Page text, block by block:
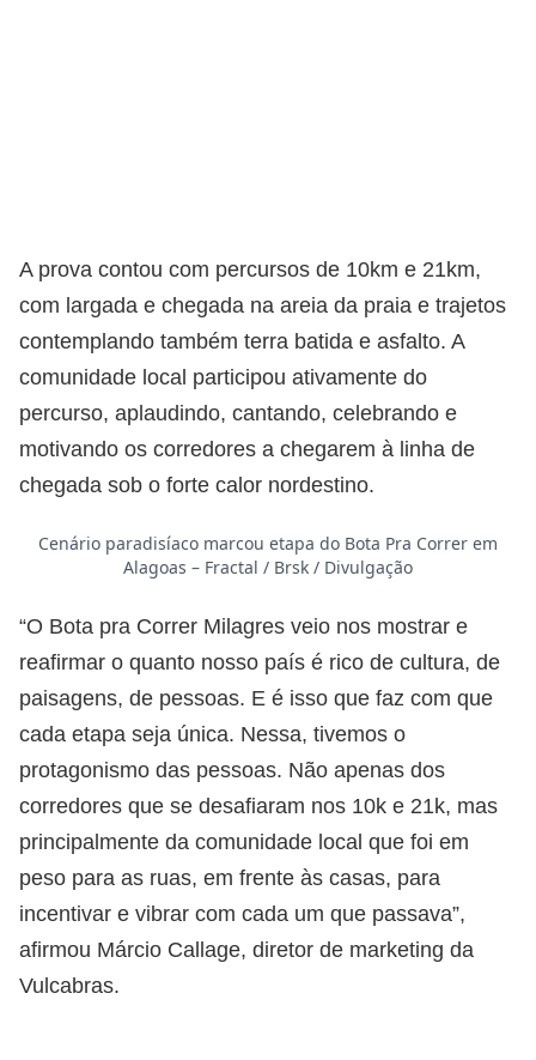
A prova contou com percursos de 10km e 21km,
com largada e chegada na areia da praia e trajetos
contemplando também terra batida e asfalto. A
comunidade local participou ativamente do
percurso, aplaudindo, cantando, celebrando e
motivando os corredores a chegarem à linha de
chegada sob o forte calor nordestino.
Cenário paradisíaco marcou etapa do Bota Pra Correr em
Alagoas – Fractal / Brsk / Divulgação
“O Bota pra Correr Milagres veio nos mostrar e
reafirmar o quanto nosso país é rico de cultura, de
paisagens, de pessoas. E é isso que faz com que
cada etapa seja única. Nessa, tivemos o
protagonismo das pessoas. Não apenas dos
corredores que se desafiaram nos 10k e 21k, mas
principalmente da comunidade local que foi em
peso para as ruas, em frente às casas, para
incentivar e vibrar com cada um que passava”,
afirmou Márcio Callage, diretor de marketing da
Vulcabras.